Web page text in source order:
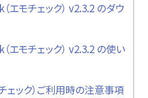
エモチェック） v2.3.2 のダウ
エモチェック） v2.3.2 の使い
ェック）ご利用時の注意事項